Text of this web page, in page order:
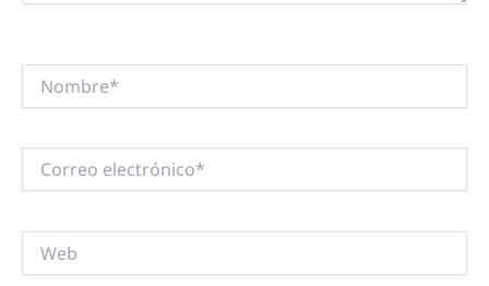
electrónico*